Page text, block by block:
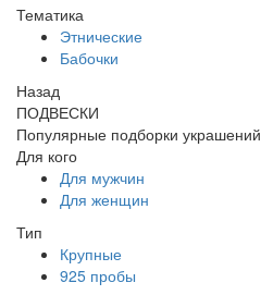
Тематика
Этнические
Бабочки
Назад
ПОДВЕСКИ
Популярные подборки украшений
Для кого
Для мужчин
Для женщин
Тип
Крупные
925 пробы